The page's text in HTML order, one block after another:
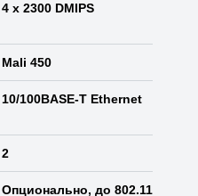
4 x 2300 DMIPS
Mali 450
10/100BASE-T Ethernet
2
Опционально, до 802.11